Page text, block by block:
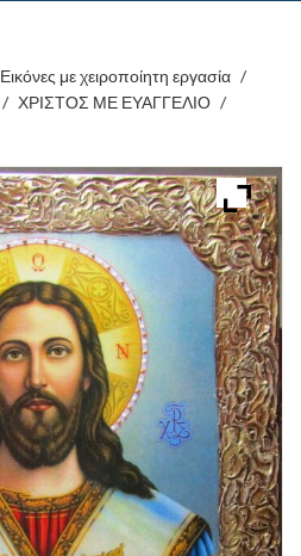
Εικόνες με χειροποίητη εργασία /
/ ΧΡΙΣΤΟΣ ΜΕ ΕΥΑΓΓΕΛΙΟ /